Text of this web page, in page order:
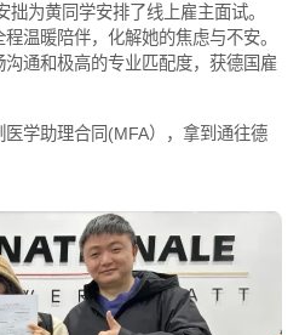
为黄同学安排了线上雇主面试。
温暖陪伴，化解她的焦虑与不安。
通和极高的专业匹配度，获德国雇
学助理合同(MFA），拿到通往德